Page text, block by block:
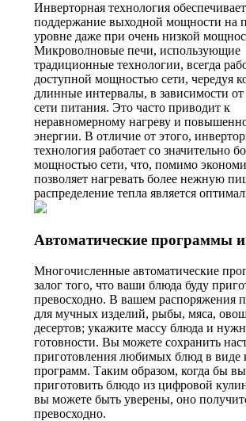
Инверторная технология обеспечивает
поддержание выходной мощности на
уровне даже при очень низкой
Микроволновые печи, использующие
традиционные технологии, всегда
доступной мощностью сети, чередуя
длинные интервалы, в зависимости от
сети питания. Это часто приводит к
неравномерному нагреву и
энергии. В отличие от этого,
технология работает со значительно
мощностью сети, что, помимо
позволяет нагревать более нежную
распределение тепла является
Автоматические программы
Многочисленные автоматические
залог того, что ваши блюда буду
превосходно. В вашем распоряжения
для мучных изделий, рыбы, мяса,
десертов; укажите массу блюда и
готовности. Вы можете сохранить
приготовления любимых блюд в виде
программ. Таким образом, когда бы
приготовить блюдо из цифровой
вы можете быть уверены, оно
превосходно.